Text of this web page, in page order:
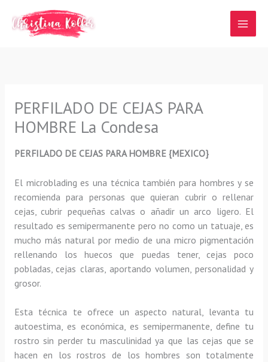
contenido
PERFILADO DE CEJAS PARA
HOMBRE La Condesa
PERFILADO DE CEJAS PARA HOMBRE {MEXICO}
El microblading es una técnica también para hombres y se
recomienda para personas que quieran cubrir o rellenar
cejas, cubrir pequeñas calvas o añadir un arco ligero.El
resultado es semipermanente pero no como un tatuaje, es
mucho más natural por medio de una micro pigmentación
rellenando los huecos que puedas tener, cejas poco
pobladas, cejas claras, aportando volumen, personalidad y
grosor.
Esta técnica te ofrece un aspecto natural, levanta tu
autoestima, es económica, es semipermanente, define tu
rostro sin perder tu masculinidad ya que las cejas que se
hacen en los rostros de los hombres son totalmente